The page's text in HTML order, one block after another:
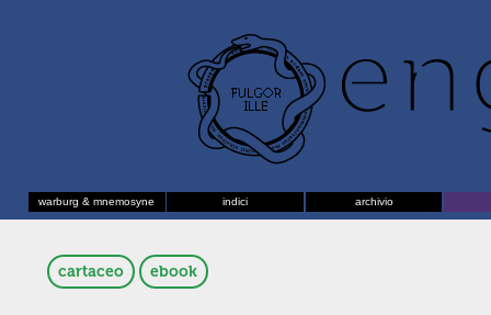
warburg & mnemosyne indici archivio
cartaceo ebook